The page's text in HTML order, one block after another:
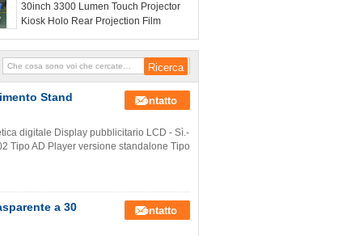
30inch 3300 Lumen Touch Projector
Kiosk Holo Rear Projection Film
Stand
Contatto
digitale Display pubblicitario LCD - Sì.-
Tipo AD Player versione standalone Tipo
a 30
Contatto